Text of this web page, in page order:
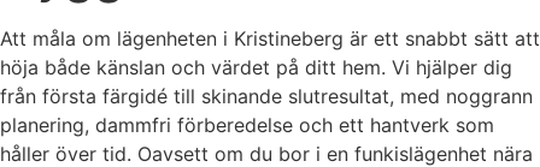
Att måla om lägenheten i Kristineberg är ett snabbt sätt att
höja både känslan och värdet på ditt hem. Vi hjälper dig
från första färgidé till skinande slutresultat, med noggrann
planering, dammfri förberedelse och ett hantverk som
håller över tid. Oavsett om du bor i en funkislägenhet nära